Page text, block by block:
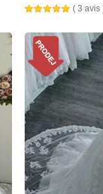
( 3 avis